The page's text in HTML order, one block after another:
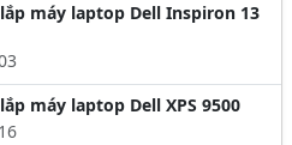
máy laptop Dell Inspiron 13
máy laptop Dell XPS 9500